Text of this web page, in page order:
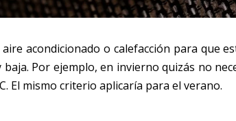
acondicionado o calefacción para que
Por ejemplo, en invierno quizás no
El mismo criterio aplicaría para el verano.